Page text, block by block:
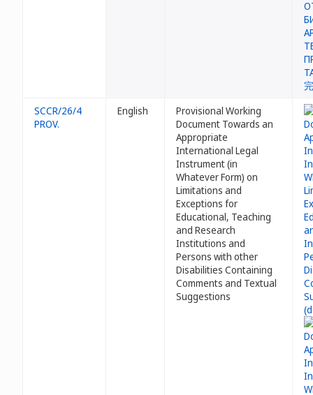
SCCR/26/4
PROV.
English
Provisional Working
Document Towards an
Appropriate
International Legal
Instrument (in
Whatever Form) on
Limitations and
Exceptions for
Educational, Teaching
and Research
Institutions and
Persons with other
Disabilities Containing
Comments and Textual
Suggestions